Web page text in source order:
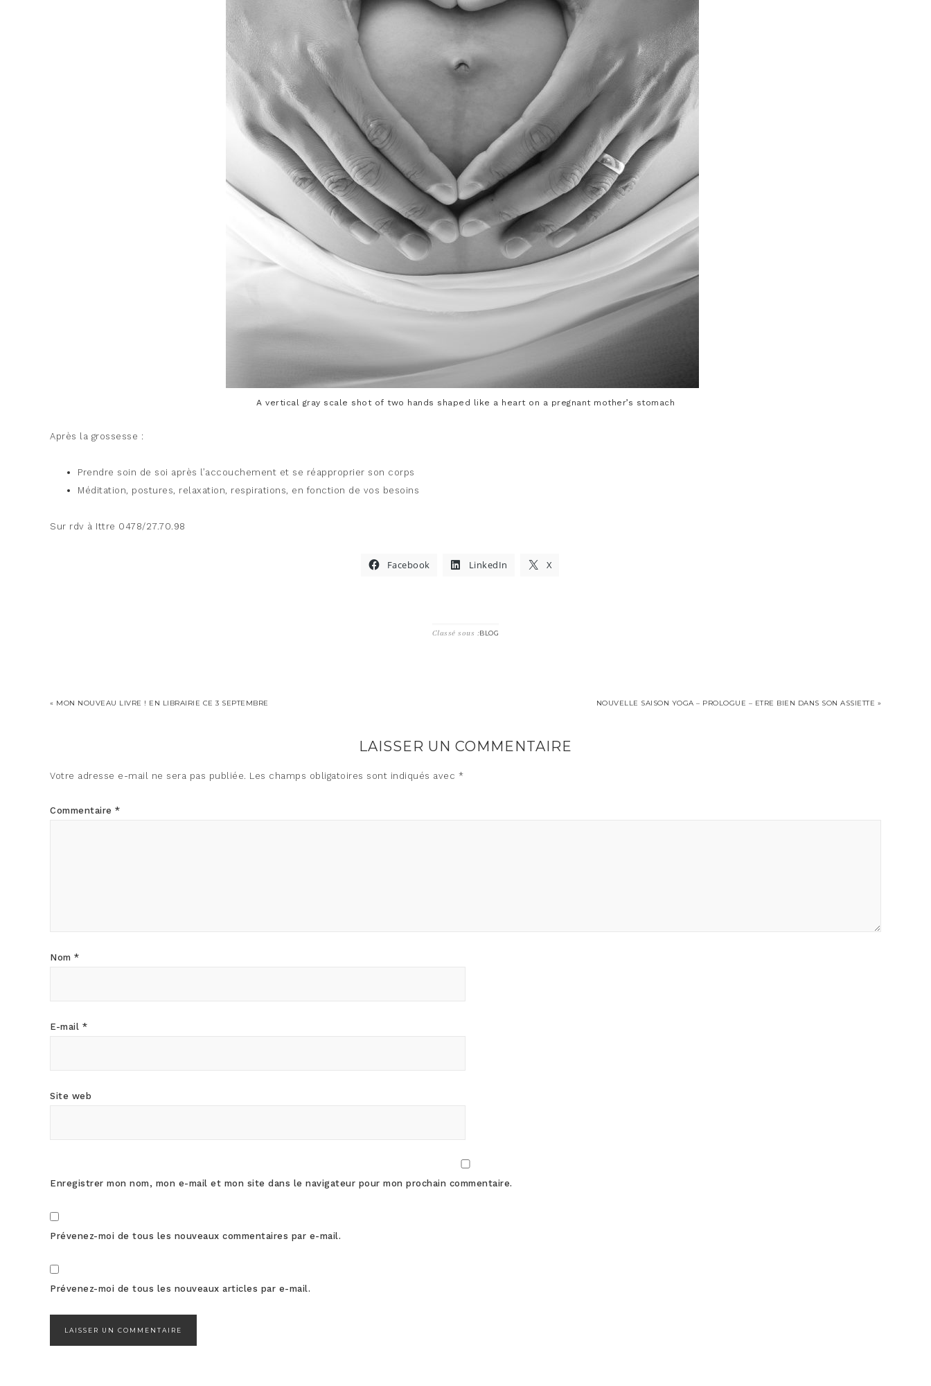
A vertical gray scale shot of two hands shaped like a heart on a pregnant mother’s stomach
Après la grossesse :
Prendre soin de soi après l’accouchement et se réapproprier son corps
Méditation, postures, relaxation, respirations, en fonction de vos besoins
Sur rdv à Ittre 0478/27.70.98
Facebook LinkedIn X
Classé sous :BLOG
« MON NOUVEAU LIVRE ! EN LIBRAIRIE CE 3 SEPTEMBRE NOUVELLE SAISON YOGA – PROLOGUE – ETRE BIEN DANS SON ASSIETTE »
LAISSER UN COMMENTAIRE
Votre adresse e-mail ne sera pas publiée. Les champs obligatoires sont indiqués avec *
Commentaire *
Nom *
E-mail *
Site web
Enregistrer mon nom, mon e-mail et mon site dans le navigateur pour mon prochain commentaire.
Prévenez-moi de tous les nouveaux commentaires par e-mail.
Prévenez-moi de tous les nouveaux articles par e-mail.